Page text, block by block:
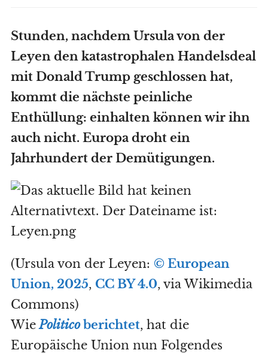
Stunden, nachdem Ursula von der
Leyen den katastrophalen Handelsdeal
mit Donald Trump geschlossen hat,
kommt die nächste peinliche
Enthüllung: einhalten können wir ihn
auch nicht. Europa droht ein
Jahrhundert der Demütigungen.
(Ursula von der Leyen: © European
Union, 2025, CC BY 4.0, via Wikimedia
Commons)
Wie Politicoberichtet, hat die
Europäische Union nun Folgendes